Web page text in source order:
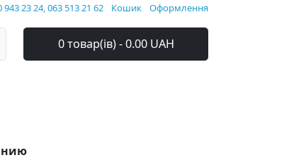
943 23 24, 063 513 21 62 Кошик Оформлення
0 товар(ів) - 0.00 UAH